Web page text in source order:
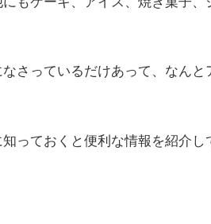
さっているだけあって、なん
っておくと便利な情報を紹介し